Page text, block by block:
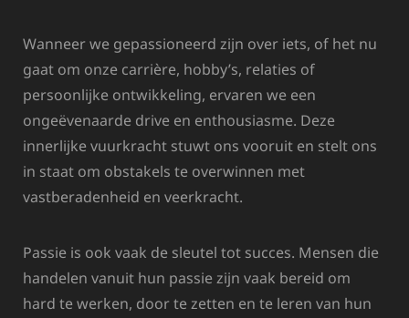
Wanneer we gepassioneerd zijn over iets, of het nu
gaat om onze carrière, hobby’s, relaties of
persoonlijke ontwikkeling, ervaren we een
ongeëvenaarde drive en enthousiasme. Deze
innerlijke vuurkracht stuwt ons vooruit en stelt ons
in staat om obstakels te overwinnen met
vastberadenheid en veerkracht.
Passie is ook vaak de sleutel tot succes. Mensen die
handelen vanuit hun passie zijn vaak bereid om
hard te werken, door te zetten en te leren van hun